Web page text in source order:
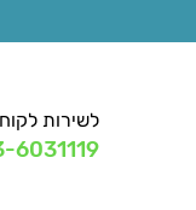
לשירות
6031119